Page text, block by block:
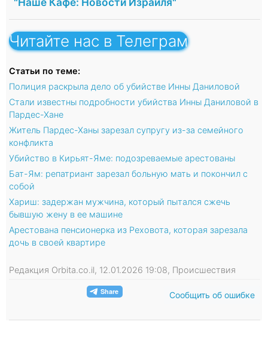
Читайте нас в Телеграм
Статьи по теме:
Полиция раскрыла дело об убийстве Инны Даниловой
Стали известны подробности убийства Инны Даниловой в
Пардес-Хане
Житель Пардес-Ханы зарезал супругу из-за семейного
конфликта
Убийство в Кирьят-Яме: подозреваемые арестованы
Бат-Ям: репатриант зарезал больную мать и покончил с
собой
Хариш: задержан мужчина, который пытался сжечь
бывшую жену в ее машине
Арестована пенсионерка из Реховота, которая зарезала
дочь в своей квартире
Редакция Orbita.co.il, 12.01.2026 19:08, Происшествия
Сообщить об ошибке